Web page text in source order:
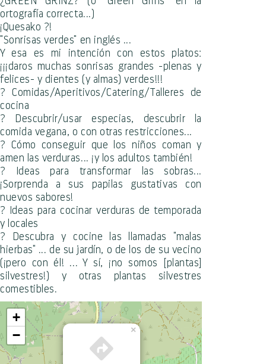
ortografía correcta...)
¡Quesako ?!
"Sonrisas verdes" en inglés ...
Y esa es mi intención con estos platos:
¡¡¡daros muchas sonrisas grandes -plenas y
felices- y dientes (y almas) verdes!!!
? Comidas/Aperitivos/Catering/Talleres de
cocina
? Descubrir/usar especias, descubrir la
comida vegana, o con otras restricciones...
? Cómo conseguir que los niños coman y
amen las verduras... ¡y los adultos también!
? Ideas para transformar las sobras...
¡Sorprenda a sus papilas gustativas con
nuevos sabores!
? Ideas para cocinar verduras de temporada
y locales
? Descubra y cocine las llamadas "malas
hierbas" ... de su jardín, o de los de su vecino
(¡pero con él! ... Y sí, ¡no somos [plantas]
silvestres!) y otras plantas silvestres
comestibles.
×
+
−